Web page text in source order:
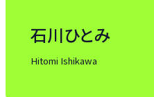
石川ひとみ
Hitomi Ishikawa